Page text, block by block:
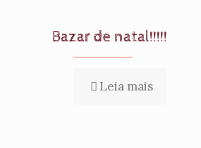
Bazar de natal!!!!!
Leia mais